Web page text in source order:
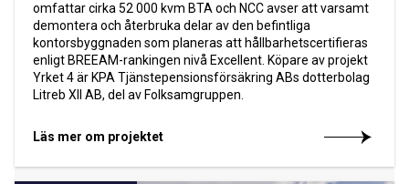
omfattar cirka 52 000 kvm BTA och NCC avser att varsamt
demontera och återbruka delar av den befintliga
kontorsbyggnaden som planeras att hållbarhetscertifieras
enligt BREEAM-rankingen nivå Excellent. Köpare av projekt
Yrket 4 är KPA Tjänstepensionsförsäkring ABs dotterbolag
Litreb XII AB, del av Folksamgruppen.
Läs mer om projektet